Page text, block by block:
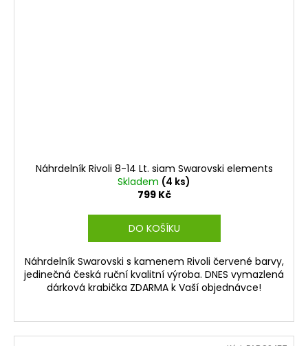
Náhrdelník Rivoli 8-14 Lt. siam Swarovski elements
Skladem (4 ks)
799 Kč
DO KOŠÍKU
Náhrdelník Swarovski s kamenem Rivoli červené barvy,
jedinečná česká ruční kvalitní výroba. DNES vymazlená
dárková krabička ZDARMA k Vaší objednávce!